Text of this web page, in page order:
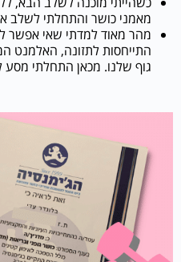
מאמני כושר והתחלתי לשלב
מהר מאוד למדתי שאי אפשר
התייחסות לתזונה, האלמנט
גוף שלנו. מכאן התחלתי מסע